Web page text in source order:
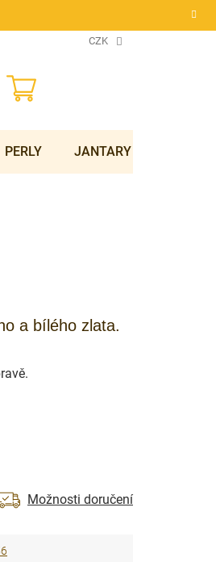
CZK
NÁKUPNÍ
KOŠÍK
PERLY JANTARY
a bílého zlata.
Možnosti doručení